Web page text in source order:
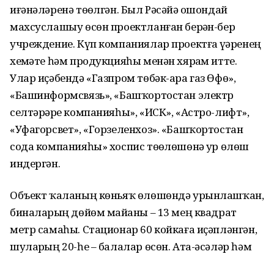
иғәнәләренә төҙөлгән. Был Рәсәйҙә ошондай
махсуслашыу өсөн проектланған берҙән-бер
учреждение. Күп компаниялар проектға үҙҙәренең
хеҙмәте һәм продукцияһы менән хярҙам итте.
Улар иҫәбендә «Газпром төбәк-ара газ Өфө»,
«Башинформсвязь», «Башҡортостан электр
селтәрҙәре компанияһы», «ИСК», «Астро-лифт»,
«Уфагорсвет», «Горзеленхоз». «Башҡортостан
сода компанияһы» хоспис төҙөлөшөнә ҙур өлөш
индергән.
Объект ҡаланың көньяҡ өлөшөндә урынлашҡан,
биналарҙың дөйөм майҙаны – 13 мең квадрат
метр самаһы. Стационар 60 койкаға иҫәпләнгән,
шуларҙың 20-һе – балалар өсөн. Ата-әсәләр һәм